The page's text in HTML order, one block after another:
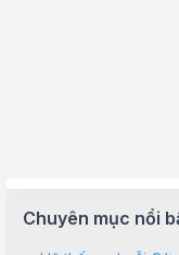
Chuyên mục nổi